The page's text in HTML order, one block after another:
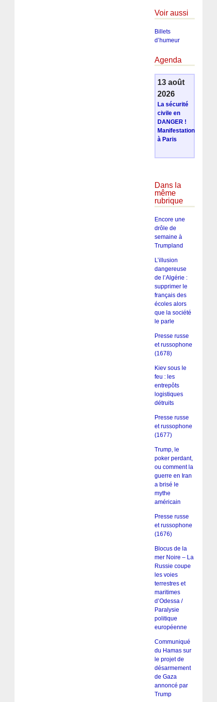
Voir aussi
Billets
d’humeur
Agenda
13 août
2026
La sécurité
civile en
DANGER !
Manifestation
à Paris
Dans la
même
rubrique
Encore une
drôle de
semaine à
Trumpland
L’illusion
dangereuse
de l’Algérie :
supprimer le
français des
écoles alors
que la société
le parle
Presse russe
et russophone
(1678)
Kiev sous le
feu : les
entrepôts
logistiques
détruits
Presse russe
et russophone
(1677)
Trump, le
poker perdant,
ou comment la
guerre en Iran
a brisé le
mythe
américain
Presse russe
et russophone
(1676)
Blocus de la
mer Noire – La
Russie coupe
les voies
terrestres et
maritimes
d’Odessa /
Paralysie
politique
européenne
Communiqué
du Hamas sur
le projet de
désarmement
de Gaza
annoncé par
Trump